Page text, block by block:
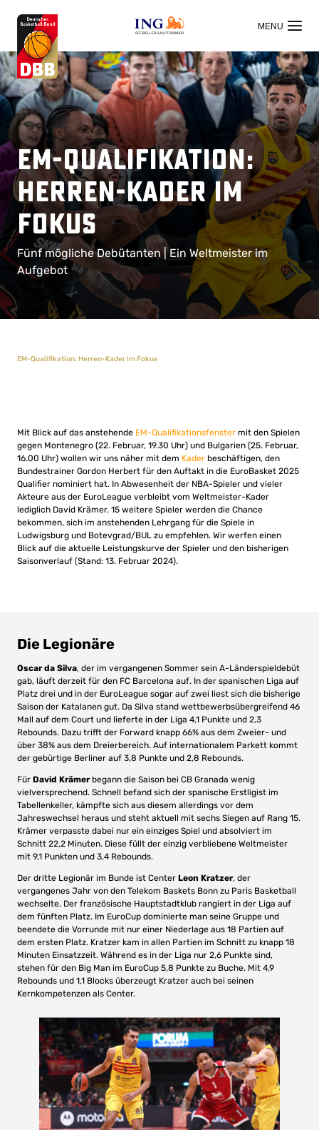
OFFIZIELLER HAUPTSPONSOR
EM-Qualifikation:
Herren-Kader im
Fokus
Fünf mögliche Debütanten | Ein Weltmeister im
Aufgebot
EM-Qualifikation: Herren-Kader im Fokus
Mit Blick auf das anstehende EM-Qualifikationsfenster mit den Spielen
gegen Montenegro (22. Februar, 19.30 Uhr) und Bulgarien (25. Februar,
16.00 Uhr) wollen wir uns näher mit dem Kader beschäftigen, den
Bundestrainer Gordon Herbert für den Auftakt in die EuroBasket 2025
Qualifier nominiert hat. In Abwesenheit der NBA-Spieler und vieler
Akteure aus der EuroLeague verbleibt vom Weltmeister-Kader
lediglich David Krämer. 15 weitere Spieler werden die Chance
bekommen, sich im anstehenden Lehrgang für die Spiele in
Ludwigsburg und Botevgrad/BUL zu empfehlen. Wir werfen einen
Blick auf die aktuelle Leistungskurve der Spieler und den bisherigen
Saisonverlauf (Stand: 13. Februar 2024).
Die Legionäre
Oscar da Silva, der im vergangenen Sommer sein A-Länderspieldebüt
gab, läuft derzeit für den FC Barcelona auf. In der spanischen Liga auf
Platz drei und in der EuroLeague sogar auf zwei liest sich die bisherige
Saison der Katalanen gut. Da Silva stand wettbewerbsübergreifend 46
Mall auf dem Court und lieferte in der Liga 4,1 Punkte und 2,3
Rebounds. Dazu trifft der Forward knapp 66% aus dem Zweier- und
über 38% aus dem Dreierbereich. Auf internationalem Parkett kommt
der gebürtige Berliner auf 3,8 Punkte und 2,8 Rebounds.
Für David Krämerbegann die Saison bei CB Granada wenig
vielversprechend. Schnell befand sich der spanische Erstligist im
Tabellenkeller, kämpfte sich aus diesem allerdings vor dem
Jahreswechsel heraus und steht aktuell mit sechs Siegen auf Rang 15.
Krämer verpasste dabei nur ein einziges Spiel und absolviert im
Schnitt 22,2 Minuten. Diese füllt der einzig verbliebene Weltmeister
mit 9,1 Punkten und 3,4 Rebounds.
Der dritte Legionär im Bunde ist Center Leon Kratzer, der
vergangenes Jahr von den Telekom Baskets Bonn zu Paris Basketball
wechselte. Der französische Hauptstadtklub rangiert in der Liga auf
dem fünften Platz. Im EuroCup dominierte man seine Gruppe und
beendete die Vorrunde mit nur einer Niederlage aus 18 Partien auf
dem ersten Platz. Kratzer kam in allen Partien im Schnitt zu knapp 18
Minuten Einsatzzeit. Während es in der Liga nur 2,6 Punkte sind,
stehen für den Big Man im EuroCup 5,8 Punkte zu Buche. Mit 4,9
Rebounds und 1,1 Blocks überzeugt Kratzer auch bei seinen
Kernkompetenzen als Center.